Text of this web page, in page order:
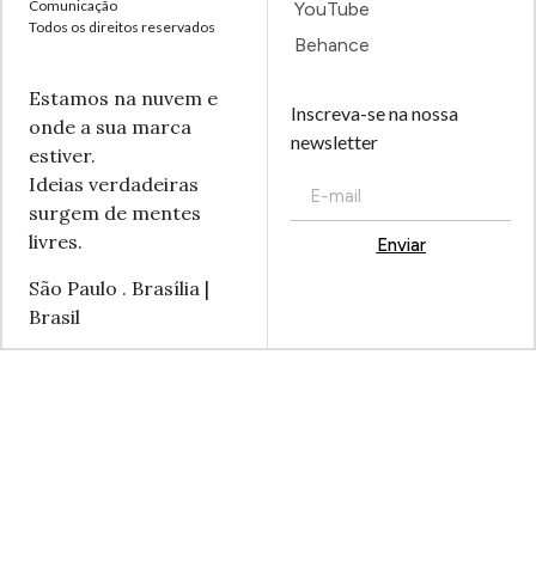
Comunicação
Todos os direitos reservados
Estamos na nuvem e
onde a sua marca
estiver.
Ideias verdadeiras
surgem de mentes
livres.
São Paulo . Brasília |
Brasil
YouTube
Behance
Inscreva-se na nossa
newsletter
Enviar